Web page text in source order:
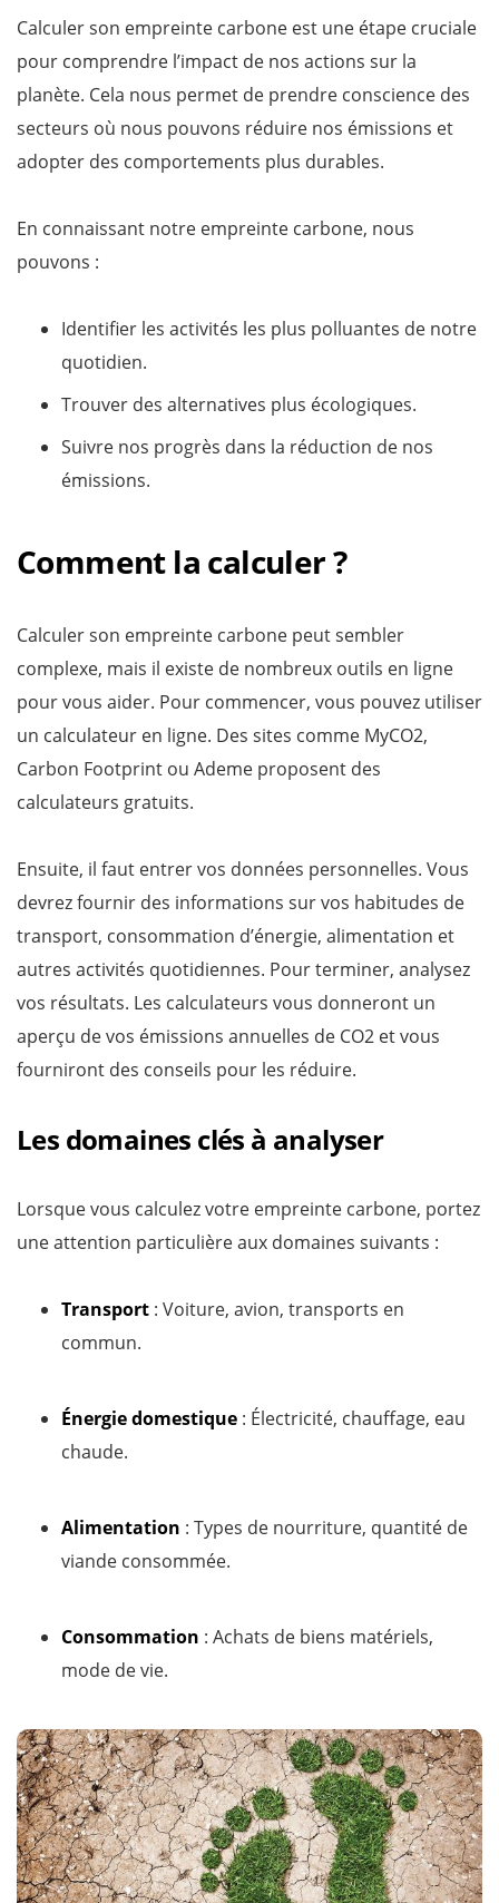
Calculer son empreinte carbone est une étape cruciale
pour comprendre l’impact de nos actions sur la
planète. Cela nous permet de prendre conscience des
secteurs où nous pouvons réduire nos émissions et
adopter des comportements plus durables.
En connaissant notre empreinte carbone, nous
pouvons :
Identifier les activités les plus polluantes de notre
quotidien.
Trouver des alternatives plus écologiques.
Suivre nos progrès dans la réduction de nos
émissions.
Comment la calculer ?
Calculer son empreinte carbone peut sembler
complexe, mais il existe de nombreux outils en ligne
pour vous aider. Pour commencer, vous pouvez utiliser
un calculateur en ligne. Des sites comme MyCO2,
Carbon Footprint ou Ademe proposent des
calculateurs gratuits.
Ensuite, il faut entrer vos données personnelles. Vous
devrez fournir des informations sur vos habitudes de
transport, consommation d’énergie, alimentation et
autres activités quotidiennes. Pour terminer, analysez
vos résultats. Les calculateurs vous donneront un
aperçu de vos émissions annuelles de CO2 et vous
fourniront des conseils pour les réduire.
Les domaines clés à analyser
Lorsque vous calculez votre empreinte carbone, portez
une attention particulière aux domaines suivants :
Transport : Voiture, avion, transports en
commun.
Énergie domestique : Électricité, chauffage, eau
chaude.
Alimentation : Types de nourriture, quantité de
viande consommée.
Consommation : Achats de biens matériels,
mode de vie.